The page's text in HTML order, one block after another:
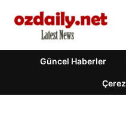
Güncel Haberler